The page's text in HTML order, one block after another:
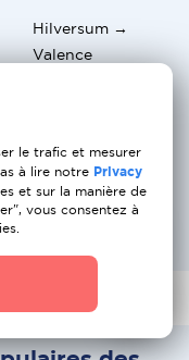
Hilversum →
Valence
Den Bosch →
Salamanque
le trafic et mesurer
à lire notre Privacy
et sur la manière de
vous consentez à